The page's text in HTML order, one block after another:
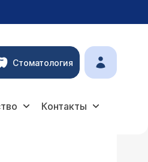
Стоматология
Контакты